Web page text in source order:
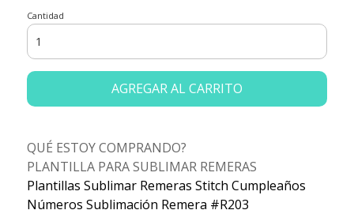
Cantidad
AGREGAR AL CARRITO
QUÉ ESTOY COMPRANDO?
PLANTILLA PARA SUBLIMAR REMERAS
Plantillas Sublimar Remeras Stitch Cumpleaños
Números Sublimación Remera #R203